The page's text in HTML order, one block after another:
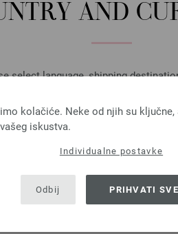
AND
select language, shipping
SHIPPING TO
USA - The United States of
kolačiće. Neke od njih su ključne,
iskustva.
Individualne postavke
Odbij PRIHVATI SVE
72 (Home) -
€